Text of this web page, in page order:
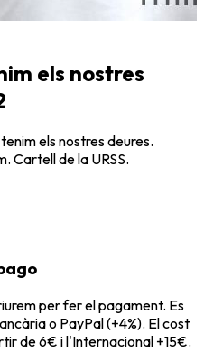
els nostres
els nostres deures.
Cartell de la URSS.
per fer el pagament. Es
o PayPal (+4%). El cost
de 6€ i l'Internacional +15€.